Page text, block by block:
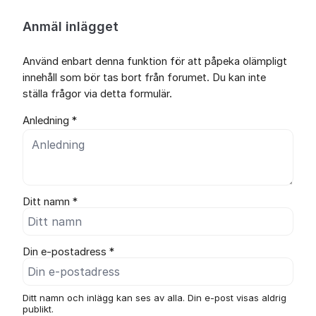
Anmäl inlägget
Använd enbart denna funktion för att påpeka olämpligt
innehåll som bör tas bort från forumet. Du kan inte
ställa frågor via detta formulär.
Anledning *
Ditt namn *
Din e-postadress *
Ditt namn och inlägg kan ses av alla. Din e-post visas aldrig
publikt.